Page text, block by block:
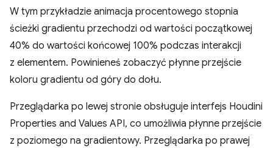
W tym przykładzie animacja procentowego stopnia
ścieżki gradientu przechodzi od wartości początkowej
40% do wartości końcowej 100% podczas interakcji
z elementem. Powinieneś zobaczyć płynne przejście
koloru gradientu od góry do dołu.
Przeglądarka po lewej stronie obsługuje interfejs Houdini
Properties and Values API, co umożliwia płynne przejście
z poziomego na gradientowy. Przeglądarka po prawej